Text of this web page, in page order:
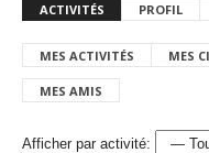
ACTIVITÉS PROFIL
MES ACTIVITÉS MES
MES AMIS
Afficher par activité: